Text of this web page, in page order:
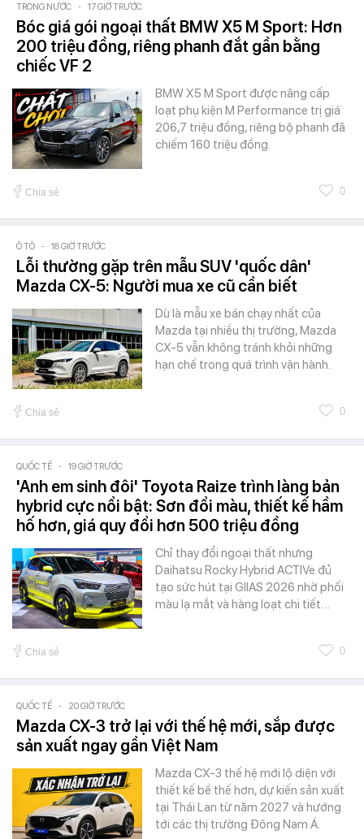
TRONG NƯỚC - 17 GIỜ TRƯỚC
Bóc giá gói ngoại thất BMW X5 M Sport: Hơn
200 triệu đồng, riêng phanh đắt gần bằng
chiếc VF 2
BMW X5 M Sport được nâng cấp
loạt phụ kiện M Performance trị giá
206,7 triệu đồng, riêng bộ phanh đã
chiếm 160 triệu đồng.
Chia sẻ 0
Ô TÔ - 18 GIỜ TRƯỚC
Lỗi thường gặp trên mẫu SUV 'quốc dân'
Mazda CX-5: Người mua xe cũ cần biết
Dù là mẫu xe bán chạy nhất của
Mazda tại nhiều thị trường, Mazda
CX-5 vẫn không tránh khỏi những
hạn chế trong quá trình vận hành.
Chia sẻ 0
QUỐC TẾ - 19 GIỜ TRƯỚC
'Anh em sinh đôi' Toyota Raize trình làng bản
hybrid cực nổi bật: Sơn đổi màu, thiết kế hầm
hố hơn, giá quy đổi hơn 500 triệu đồng
Chỉ thay đổi ngoại thất nhưng
Daihatsu Rocky Hybrid ACTIVe đủ
tạo sức hút tại GIIAS 2026 nhờ phối
màu lạ mắt và hàng loạt chi tiết…
Chia sẻ 0
QUỐC TẾ - 20 GIỜ TRƯỚC
Mazda CX-3 trở lại với thế hệ mới, sắp được
sản xuất ngay gần Việt Nam
Mazda CX-3 thế hệ mới lộ diện với
thiết kế bề thế hơn, dự kiến sản xuất
tại Thái Lan từ năm 2027 và hướng
tới các thị trường Đông Nam Á.